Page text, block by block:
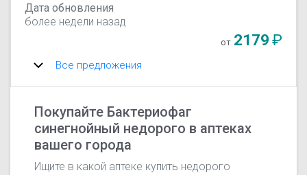
Дата обновления
более недели назад
от 2179₽
Все предложения
Покупайте Бактериофаг
синегнойный недорого в аптеках
вашего города
Ищите в какой аптеке купить недорого